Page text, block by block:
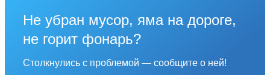
Не убран мусор, яма на дороге,
не горит фонарь?
Столкнулись с проблемой — сообщите о ней!